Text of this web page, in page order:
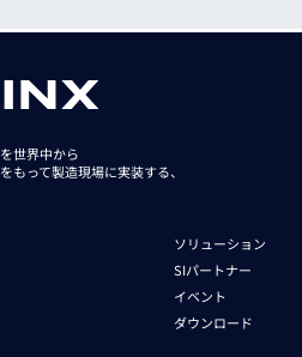
世界中から
もって製造現場に実装する、
ソリューション
SIパートナー
イベント
ダウンロード